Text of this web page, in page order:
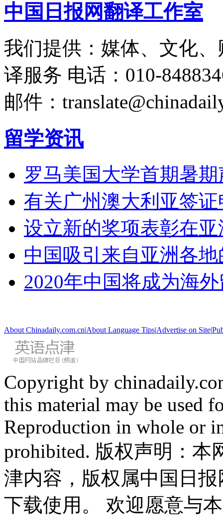
中国日报网翻译工作室
我们提供：媒体、文化
译服务 电话：010-
邮件：
留学资讯
罗马美国大学首期暑
有关广州澳大利亚签
设立新的奖项表彰在
中国吸引来自亚洲各
2020年中国将成为海
About Chinadaily.com.cn|About Language Tips|Advertise on Site|
Copyright by
this material may be used
Reproduction in whole or
prohibited. 版权声明：
津内容，版权属中国日
下载使用。 欢迎愿意与